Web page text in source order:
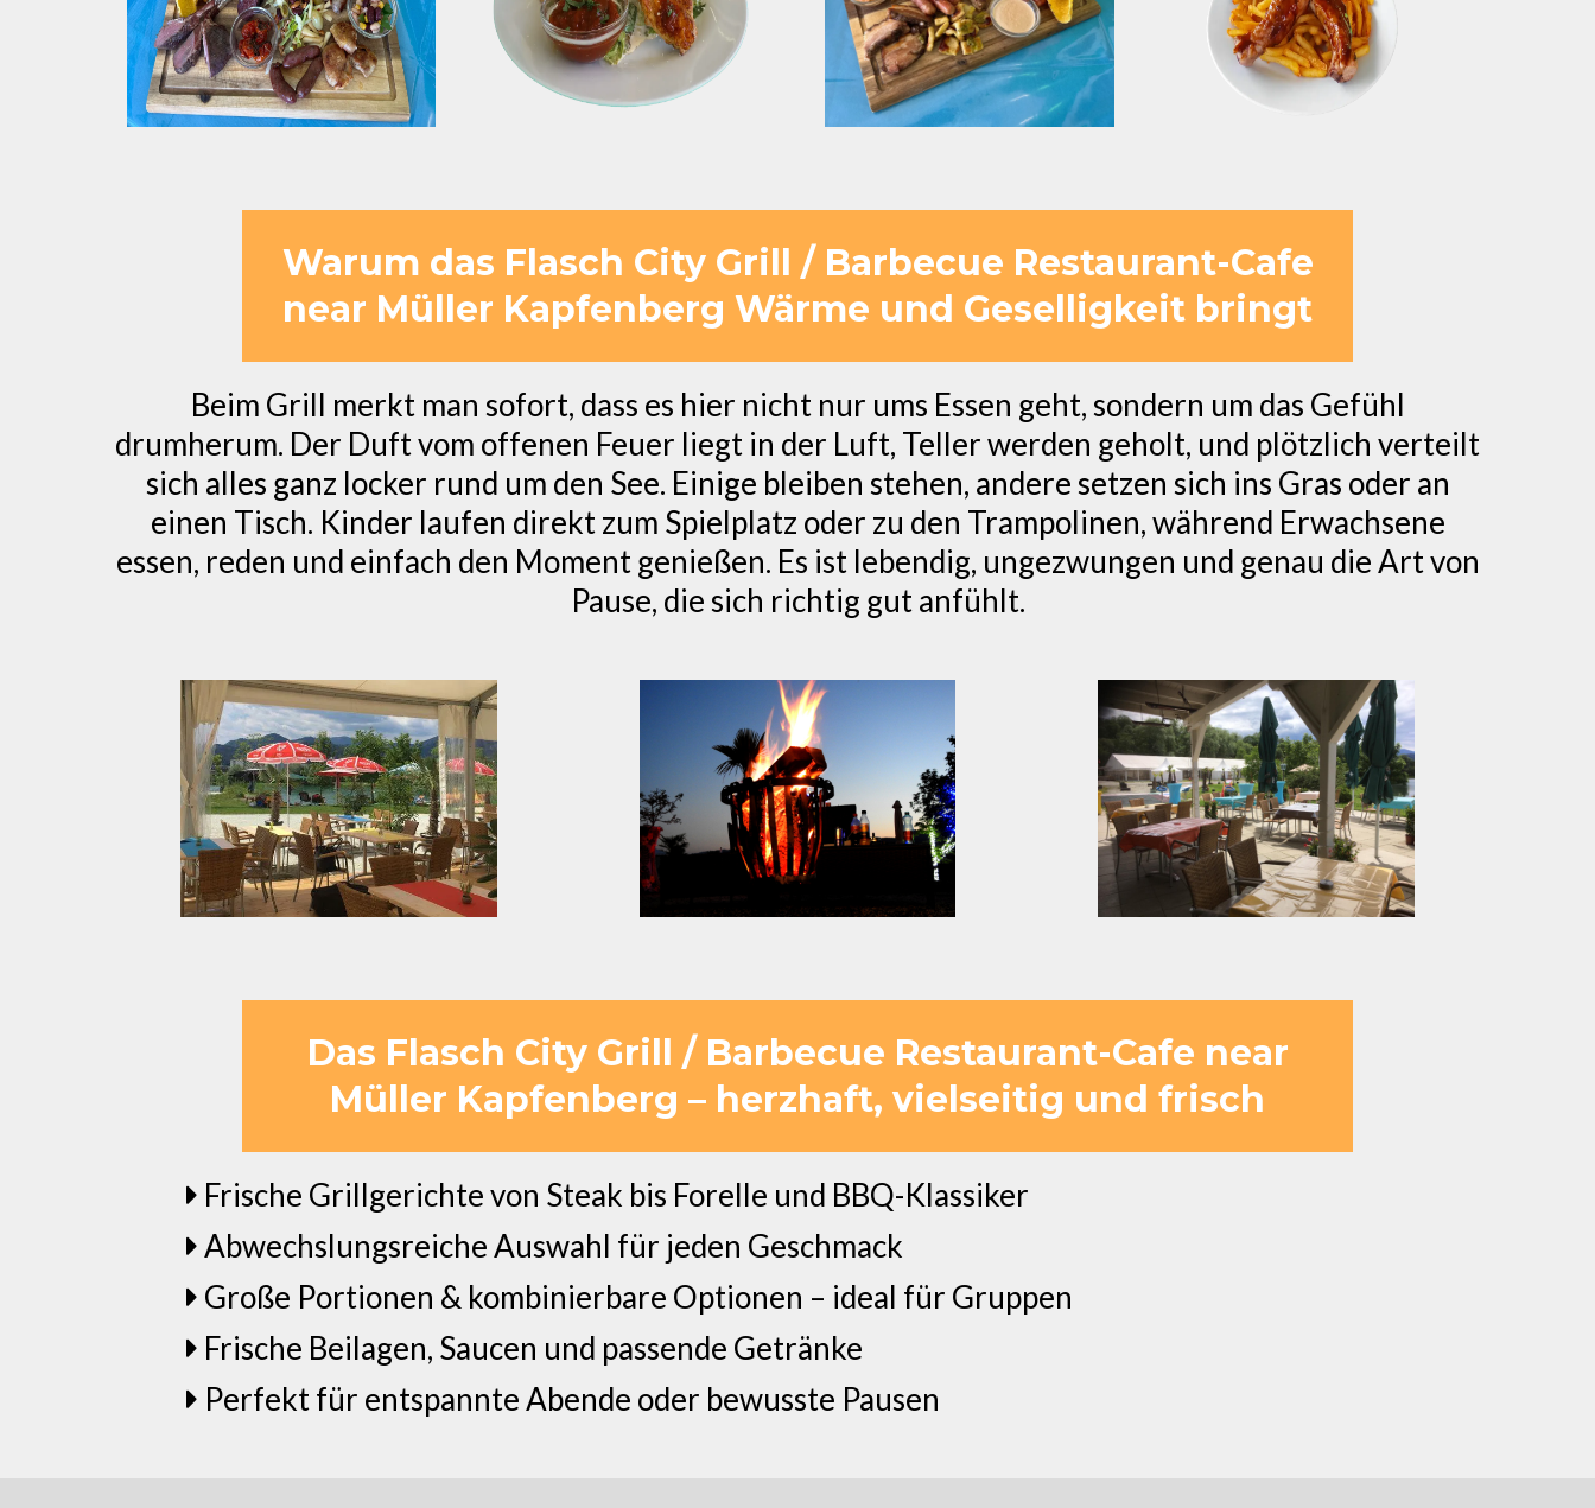
Warum das Flasch City Grill / Barbecue Restaurant-Cafe
near Müller Kapfenberg Wärme und Geselligkeit bringt
Beim Grill merkt man sofort, dass es hier nicht nur ums Essen geht, sondern um das Gefühl
drumherum. Der Duft vom offenen Feuer liegt in der Luft, Teller werden geholt, und plötzlich verteilt
sich alles ganz locker rund um den See. Einige bleiben stehen, andere setzen sich ins Gras oder an
einen Tisch. Kinder laufen direkt zum Spielplatz oder zu den Trampolinen, während Erwachsene
essen, reden und einfach den Moment genießen. Es ist lebendig, ungezwungen und genau die Art von
Pause, die sich richtig gut anfühlt.
Das Flasch City Grill / Barbecue Restaurant-Cafe near
Müller Kapfenberg – herzhaft, vielseitig und frisch
Frische Grillgerichte von Steak bis Forelle und BBQ-Klassiker
Abwechslungsreiche Auswahl für jeden Geschmack
Große Portionen & kombinierbare Optionen – ideal für Gruppen
Frische Beilagen, Saucen und passende Getränke
Perfekt für entspannte Abende oder bewusste Pausen